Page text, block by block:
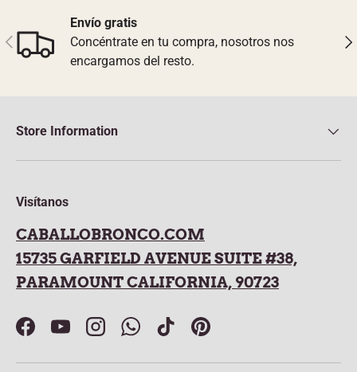
Previous
Envío gratis
Concéntrate en tu compra, nosotros nos
encargamos del resto.
Store Information
Visítanos
CABALLOBRONCO.COM
15735 GARFIELD AVENUE SUITE #38,
PARAMOUNT CALIFORNIA, 90723
FacebookYouTubeInstagramWhatsAppTikTokPinterest